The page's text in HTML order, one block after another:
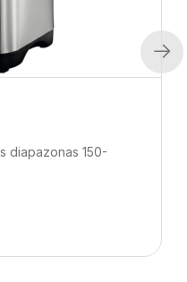
diapazonas 150-
Next